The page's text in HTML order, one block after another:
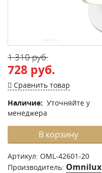
1 310 руб.
728 руб.
Сравнить товар
Наличие: Уточняйте у
менеджера
В корзину
Артикул: OML-42601-20
Производитель: Omnilux